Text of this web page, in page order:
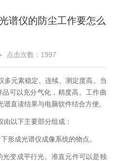
谱仪的防尘工作要怎么
点击次数：1997
元素稳定、连续、测定度高。当
可以充分气化，精度高。工作曲
直读结果与电脑软件结合方便。
以下主要部分组成：
成光谱仪成像系统的物点。
变成平行光。准直元件可以是独